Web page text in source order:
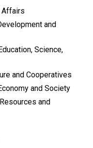
Affairs
and
Science,
and Cooperatives
and Society
and